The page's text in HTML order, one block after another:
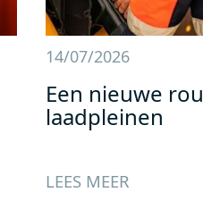
14/07/2026
Een nieuwe
laadpleinen
LEES MEER